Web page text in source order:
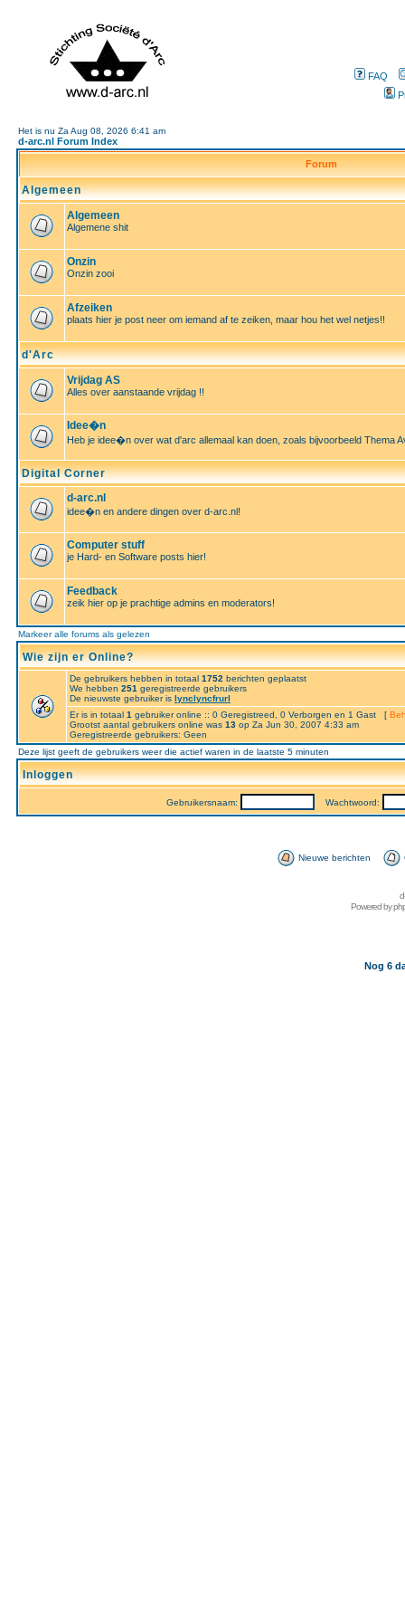
FAQ
Het is nu Za Aug 08, 2026 6:41 am
d-arc.nl Forum Index
Forum
Algemeen
Algemeen
Algemene shit
Onzin
Onzin zooi
Afzeiken
plaats hier je post neer om iemand af te zeiken, maar hou het wel netjes!!
d'Arc
Vrijdag AS
Alles over aanstaande vrijdag !!
Idee�n
Heb je idee�n over wat d'arc allemaal kan doen, zoals bijvoorbeeld Thema
Digital Corner
d-arc.nl
idee�n en andere dingen over d-arc.nl!
Computer stuff
je Hard- en Software posts hier!
Feedback
zeik hier op je prachtige admins en moderators!
Markeer alle forums als gelezen
Wie zijn er Online?
De gebruikers hebben in totaal 1752 berichten geplaatst
We hebben 251 geregistreerde gebruikers
De nieuwste gebruiker is lynclyncfrurl
Er is in totaal 1 gebruiker online :: 0 Geregistreed, 0 Verborgen en 1 Gast [
Grootst aantal gebruikers online was 13 op Za Jun 30, 2007 4:33 am
Geregistreerde gebruikers: Geen
Deze lijst geeft de gebruikers weer die actief waren in de laatste 5 minuten
Inloggen
Gebruikersnaam: Wachtwoord:
Nieuwe berichten
Powered by
Nog 6